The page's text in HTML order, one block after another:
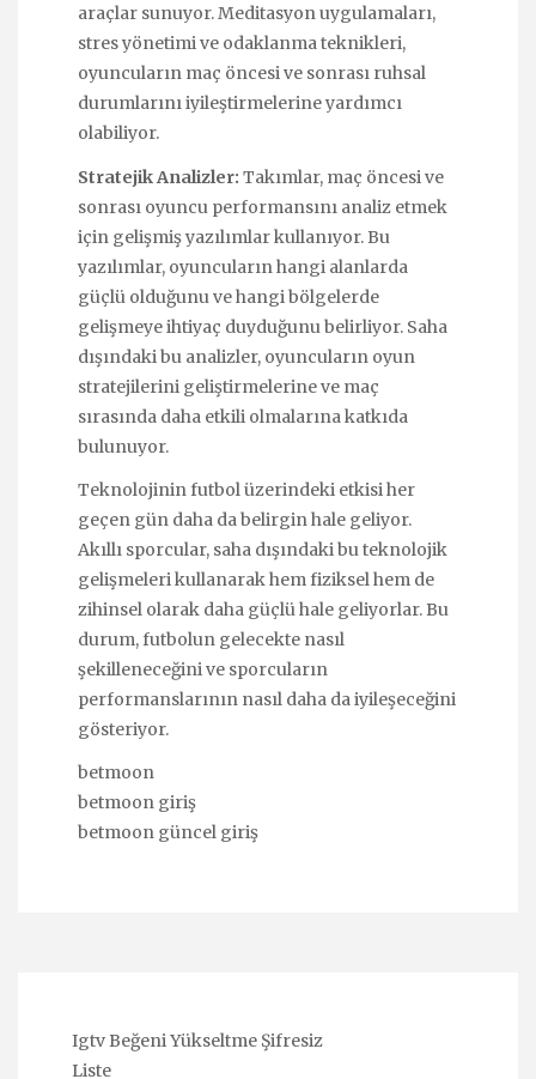
araçlar sunuyor. Meditasyon uygulamaları,
stres yönetimi ve odaklanma teknikleri,
oyuncuların maç öncesi ve sonrası ruhsal
durumlarını iyileştirmelerine yardımcı
olabiliyor.
Stratejik Analizler: Takımlar, maç öncesi ve
sonrası oyuncu performansını analiz etmek
için gelişmiş yazılımlar kullanıyor. Bu
yazılımlar, oyuncuların hangi alanlarda
güçlü olduğunu ve hangi bölgelerde
gelişmeye ihtiyaç duyduğunu belirliyor. Saha
dışındaki bu analizler, oyuncuların oyun
stratejilerini geliştirmelerine ve maç
sırasında daha etkili olmalarına katkıda
bulunuyor.
Teknolojinin futbol üzerindeki etkisi her
geçen gün daha da belirgin hale geliyor.
Akıllı sporcular, saha dışındaki bu teknolojik
gelişmeleri kullanarak hem fiziksel hem de
zihinsel olarak daha güçlü hale geliyorlar. Bu
durum, futbolun gelecekte nasıl
şekilleneceğini ve sporcuların
performanslarının nasıl daha da iyileşeceğini
gösteriyor.
betmoon
betmoon giriş
betmoon güncel giriş
Igtv Beğeni Yükseltme Şifresiz
Liste